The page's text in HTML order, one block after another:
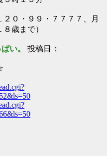
２０・９９・７７７７、月
歳まで）
い。 投稿日：